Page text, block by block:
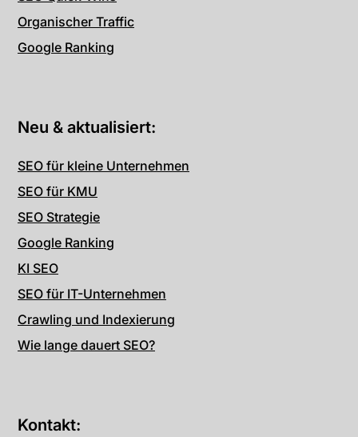
Organischer Traffic
Google Ranking
Neu & aktualisiert:
SEO für kleine Unternehmen
SEO für KMU
SEO Strategie
Google Ranking
KI SEO
SEO für IT-Unternehmen
Crawling und Indexierung
Wie lange dauert SEO?
Kontakt: